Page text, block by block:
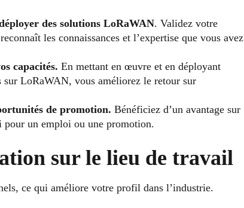
des solutions LoRaWAN. Validez votre
les connaissances et l’expertise que vous avez
capacités. En mettant en œuvre et en déployant
LoRaWAN, vous améliorez le retour sur
de promotion. Bénéficiez d’un avantage sur
pour un emploi ou une promotion.
sur le lieu de travail
ce qui améliore votre profil dans l’industrie.